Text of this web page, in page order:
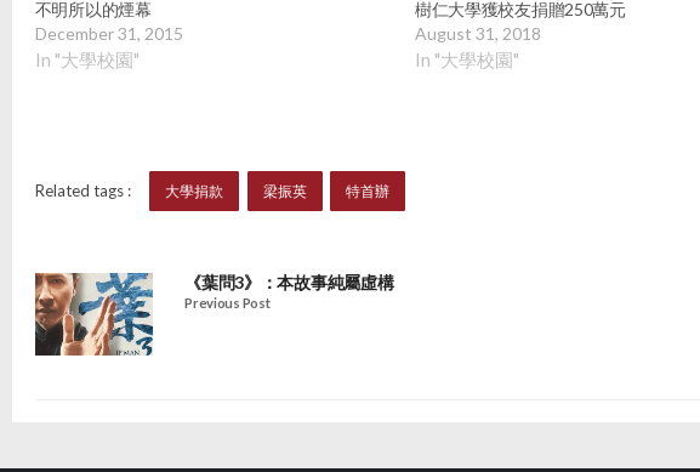
不明所以的煙幕
December 31, 2015
In "大學校園"
樹仁大學獲校友捐贈250萬元
August 31, 2018
In "大學校園"
Related tags : 大學捐款 梁振英 特首辦
《葉問3》：本故事純屬虛構
Previous Post